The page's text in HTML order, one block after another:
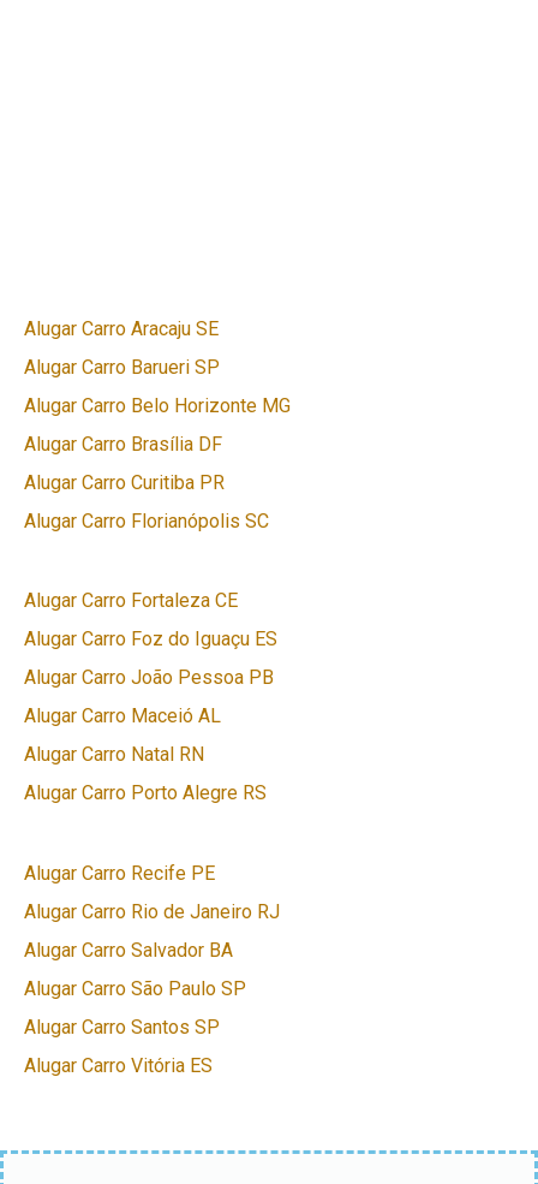
Alugar Carro Aracaju SE
Alugar Carro Barueri SP
Alugar Carro Belo Horizonte MG
Alugar Carro Brasília DF
Alugar Carro Curitiba PR
Alugar Carro Florianópolis SC
Alugar Carro Fortaleza CE
Alugar Carro Foz do Iguaçu ES
Alugar Carro João Pessoa PB
Alugar Carro Maceió AL
Alugar Carro Natal RN
Alugar Carro Porto Alegre RS
Alugar Carro Recife PE
Alugar Carro Rio de Janeiro RJ
Alugar Carro Salvador BA
Alugar Carro São Paulo SP
Alugar Carro Santos SP
Alugar Carro Vitória ES